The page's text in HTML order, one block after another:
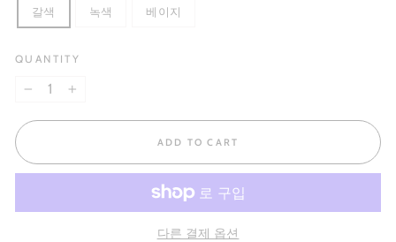
갈색 녹색 베이지
QUANTITY
ADD TO CART
다른 결제 옵션